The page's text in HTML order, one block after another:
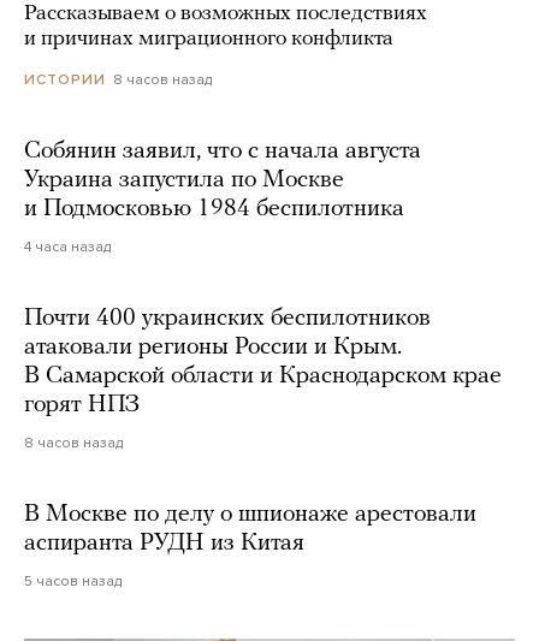
Рассказываем о возможных последствиях
и причинах миграционного конфликта
ИСТОРИИ 8 часов назад
Собянин заявил, что с начала августа
Украина запустила по Москве
и Подмосковью 1984 беспилотника
4 часа назад
Почти 400 украинских беспилотников
атаковали регионы России и Крым.
В Самарской области и Краснодарском крае
горят НПЗ
8 часов назад
В Москве по делу о шпионаже арестовали
аспиранта РУДН из Китая
5 часов назад